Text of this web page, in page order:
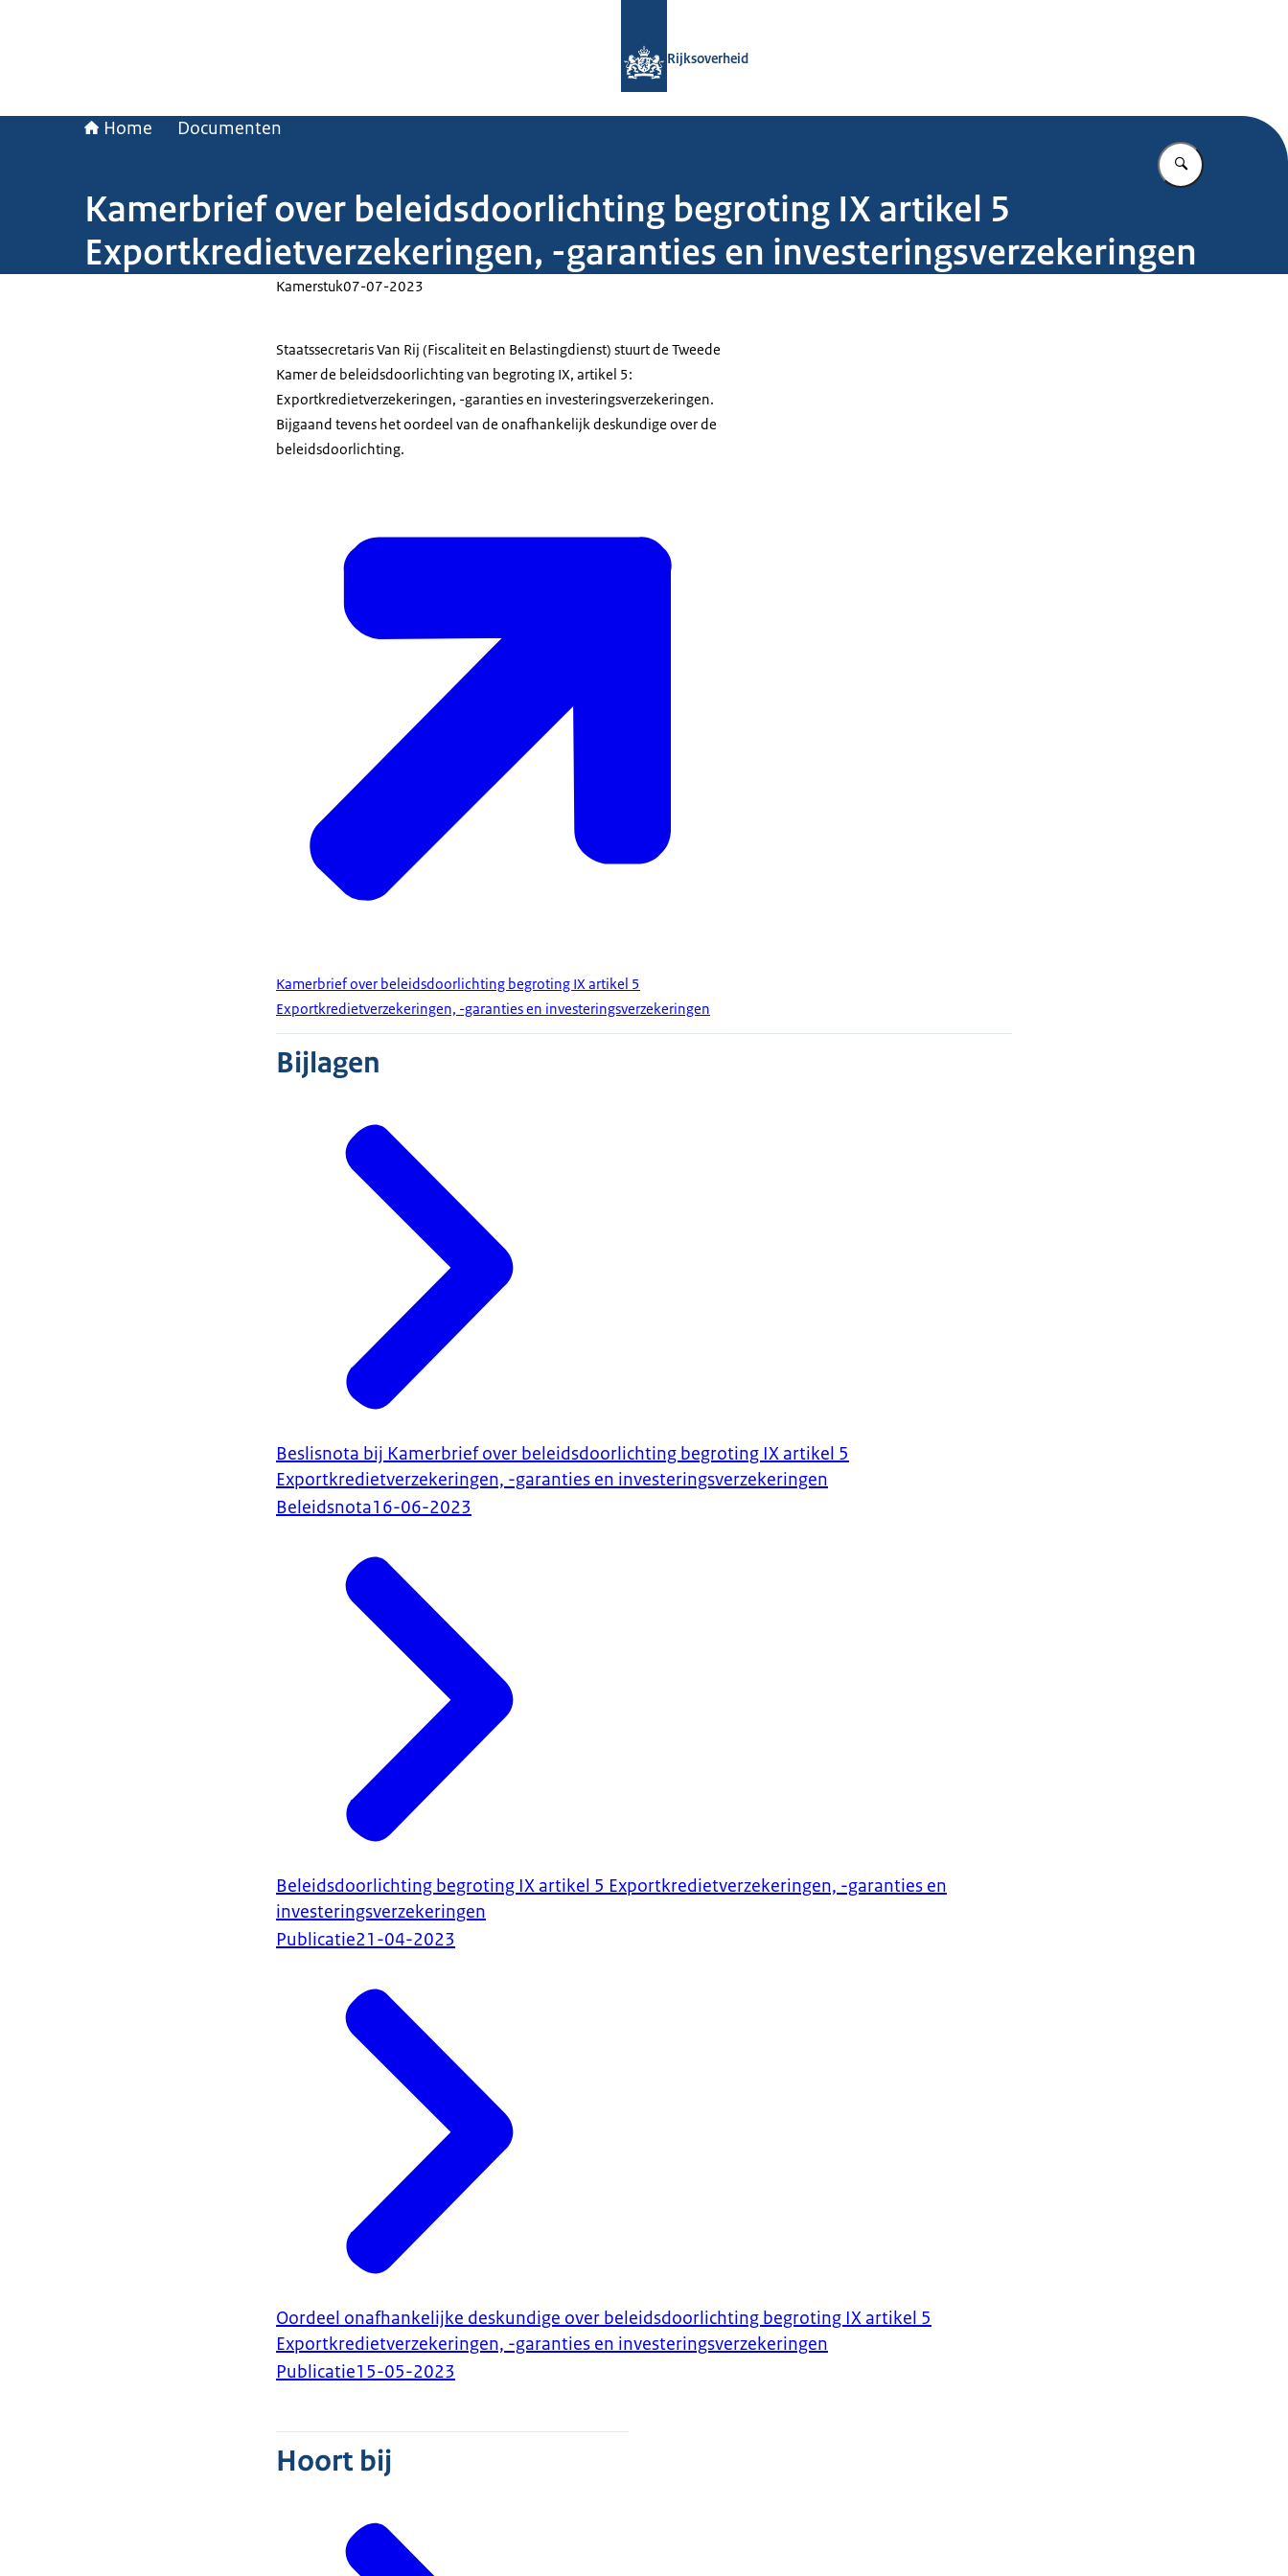
Rijksoverheid
Home Documenten
Vul in wat u
Kamerbrief over beleidsdoorlichting begroting IX artikel 5
Exportkredietverzekeringen, -garanties en investeringsverzekeringen
Kamerstuk07-07-2023
Staatssecretaris Van Rij (Fiscaliteit en Belastingdienst) stuurt de Tweede
Kamer de beleidsdoorlichting van begroting IX, artikel 5:
Exportkredietverzekeringen, -garanties en investeringsverzekeringen.
Bijgaand tevens het oordeel van de onafhankelijk deskundige over de
beleidsdoorlichting.
Kamerbrief over beleidsdoorlichting begroting IX artikel 5
Exportkredietverzekeringen, -garanties en investeringsverzekeringen
Bijlagen
Beslisnota bij Kamerbrief over beleidsdoorlichting begroting IX artikel 5
Exportkredietverzekeringen, -garanties en investeringsverzekeringen
Beleidsnota16-06-2023
Beleidsdoorlichting begroting IX artikel 5 Exportkredietverzekeringen, -garanties en
investeringsverzekeringen
Publicatie21-04-2023
Oordeel onafhankelijke deskundige over beleidsdoorlichting begroting IX artikel 5
Exportkredietverzekeringen, -garanties en investeringsverzekeringen
Publicatie15-05-2023
Hoort bij